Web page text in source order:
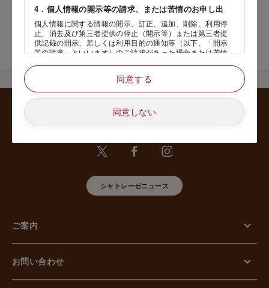
4．個人情報の開示等の請求、または苦情のお申し出
個人情報に関する情報の開示、訂正、追加、削除、利用停
止、消去及び第三者提供の停止（開示等）または第三者提
供記録の開示、若しくは利用目的の通知等（以下、「開示
等の請求」といいます）のご請求があった場合または苦情
認させていただいたうえで、特別な理由のない限り合理的
な期間と範囲内で対応させていただきます。
5. 個人情報の安全管理のために講じた措置について
当社は外的環境を把握した上で個人情報の安全管理のため
【組織的安全管理措置】
組織体制の整備、個人情報の取扱いに係る規律に従った運
等事案に対応する体制の整備、取扱い状況の把握及び安全
管理措置の見直し等に関して、必要な措置を講じていま
期的な教育等を行っております。また、個人情報の秘密保
個人情報を取り扱う区域の管理、機器及び電子媒体等の盗
難等の防止、電子媒体等を持ち運ぶ場合の漏えい等の防
止、個人情報の削除及び機器、電子媒体等の廃棄に関し
同意する
同意しない
店舗サービスに関するお問い合わせにつきましては、内容欄に『店
舗名』を記載いただけますと幸いです。
シャトレーゼニュース
ご案内
お問い合わせ